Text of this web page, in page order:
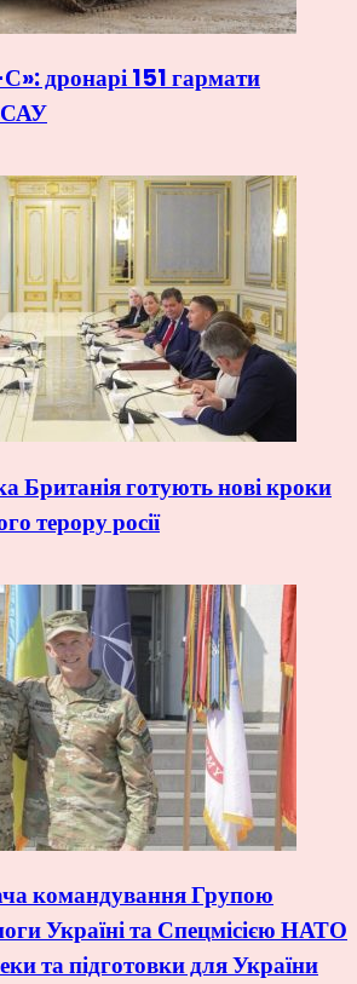
дронарі 151 гармати
САУ
Британія готують нові кроки
терору росії
командування Групою
Україні та Спецмісією НАТО
та підготовки для України